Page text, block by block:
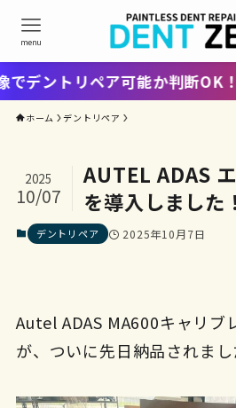
menu
トリペア可能か判断OK！写真
ホーム デントリペア
AUTEL ADAS
を導入しました！
2025
10/07
デントリペア 2025年10月7日
Autel ADAS MA600キャリブ
が、ついに先日納品されまし